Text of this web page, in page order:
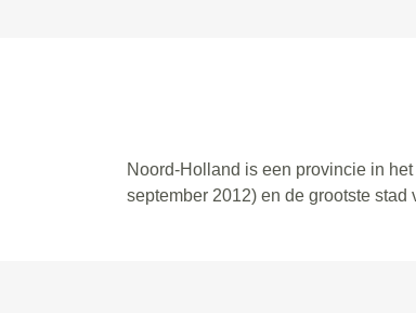
Noord-Holland is een provincie in
september 2012) en de grootste